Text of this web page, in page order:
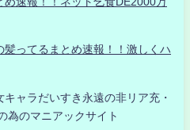
髪ってるまとめ速報！！激しくハ
ャラだいすき永遠の非リア充・
為のマニアックサイト